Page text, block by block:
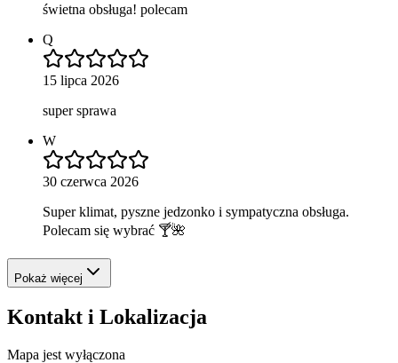
świetna obsługa! polecam
Q
15 lipca 2026
super sprawa
W
30 czerwca 2026
Super klimat, pyszne jedzonko i sympatyczna obsługa.
Polecam się wybrać 🍸🌺
Pokaż więcej
Kontakt i Lokalizacja
Mapa jest wyłączona